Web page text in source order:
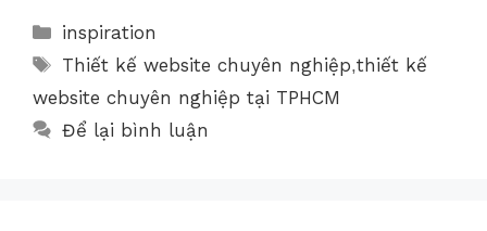
inspiration
Thiết kế website chuyên nghiệp,thiết kế
website chuyên nghiệp tại TPHCM
Để lại bình luận